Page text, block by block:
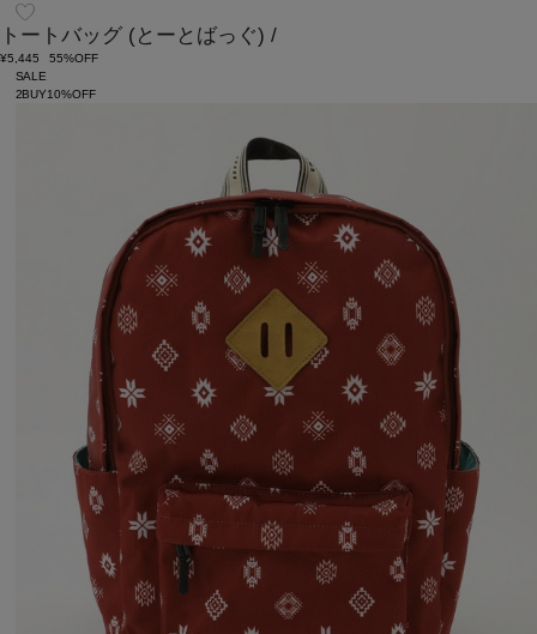
トートバッグ (とーとばっぐ) /
¥5,445
55%OFF
SALE
2BUY10%OFF